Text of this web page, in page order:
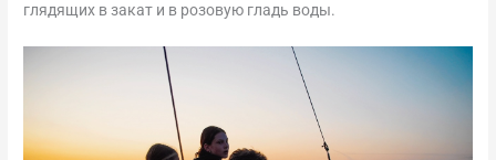
глядящих в закат и в розовую гладь воды.